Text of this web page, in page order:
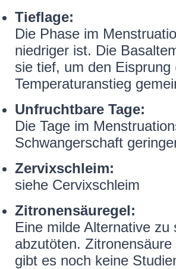
Tieflage:
Die Phase im
niedriger ist. Die
sie tief, um den
Temperaturanstieg
Unfruchtbare Tage:
Die Tage im
Schwangerschaft
Zervixschleim:
siehe Cervixschleim
Zitronensäuregel:
Eine milde Alternative
abzutöten.
gibt es noch keine